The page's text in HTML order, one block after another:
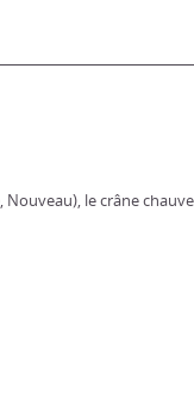
Nouveau), le crâne